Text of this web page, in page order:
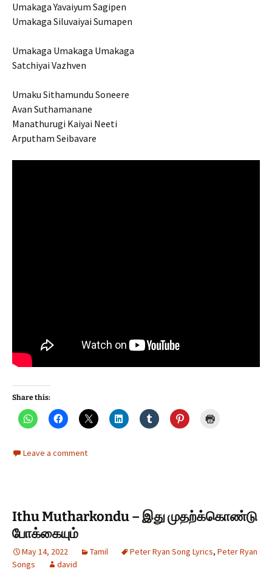
Umakaga Yavaiyum Sagipen
Umakaga Siluvaiyai Sumapen
Umakaga Umakaga Umakaga
Satchiyai Vazhven
Umaku Sithamundu Soneere
Avan Suthamanane
Manathurugi Kaiyai Neeti
Arputham Seibavare
Share this:
Leave a comment
Ithu Mutharkondu – இது முதற்க்கொண்டு
போக்கையும்
May 14, 2022 Tamil Peter Ryan Song Lyrics, Peter Ryan
Songs
david